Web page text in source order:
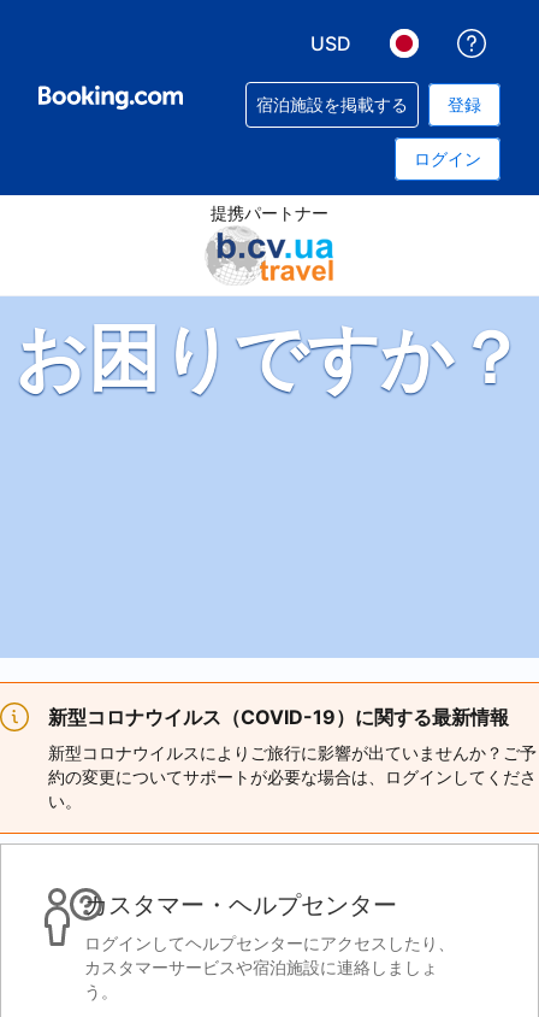
USD
宿泊施設を掲載する 登録
ログイン
提携パートナー
お困りですか？
新型コロナウイルス（COVID-19）に関する最新情報
新型コロナウイルスによりご旅行に影響が出ていませんか？ご予
約の変更についてサポートが必要な場合は、ログインしてくださ
い。
カスタマー・ヘルプセンター
ログインしてヘルプセンターにアクセスしたり、
カスタマーサービスや宿泊施設に連絡しましょ
う。